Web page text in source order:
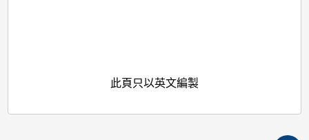
此頁只以英文編製